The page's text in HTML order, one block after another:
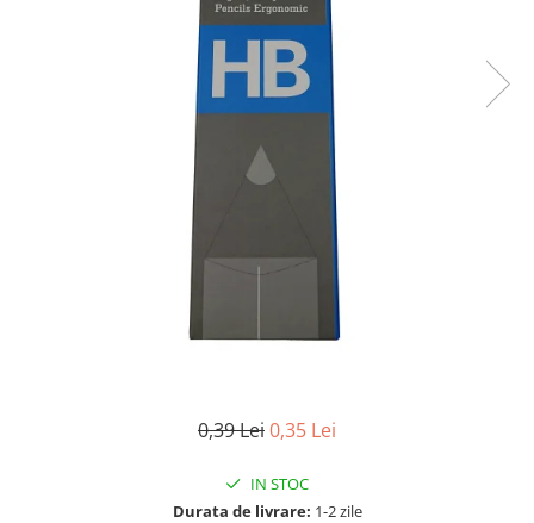
0,39 Lei0,35 Lei
IN STOC
Durata de livrare: 1-2 zile